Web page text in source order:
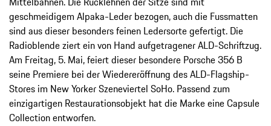
geschmeidigem Alpaka-Leder bezogen, auch die Fussmatten
sind aus dieser besonders feinen Ledersorte gefertigt. Die
Radioblende ziert ein von Hand aufgetragener ALD-Schriftzug.
Am Freitag, 5. Mai, feiert dieser besondere Porsche 356 B
seine Premiere bei der Wiedereröffnung des ALD-Flagship-
Stores im New Yorker Szeneviertel SoHo. Passend zum
einzigartigen Restaurationsobjekt hat die Marke eine Capsule
Collection entworfen.